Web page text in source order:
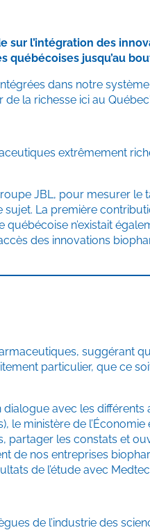
sur l’intégration des
jusqu’au
dans notre
la richesse ici au
extrêmement
JBL, pour mesurer le
sujet. La première
n’existait
des innovations
suggérant
particulier, que ce
avec les
le ministère de
partager les constats et
de nos entreprises
de l’étude avec
de l’industrie des